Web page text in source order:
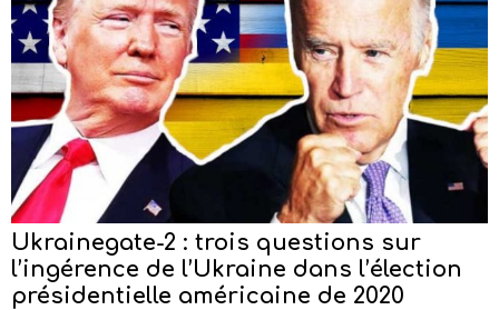
Ukrainegate-2 : trois questions sur
l’ingérence de l’Ukraine dans l’élection
présidentielle américaine de 2020